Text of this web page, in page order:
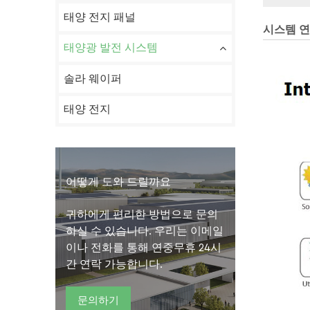
태양 전지 패널
태양광 발전 시스템
솔라 웨이퍼
태양 전지
어떻게 도와 드릴까요
귀하에게 편리한 방법으로 문의
하실 수 있습니다. 우리는 이메일
이나 전화를 통해 연중무휴 24시
간 연락 가능합니다.
문의하기
시스템